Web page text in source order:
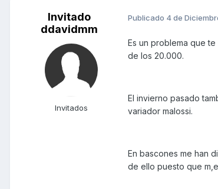
Invitado
ddavidmm
Invitados
Publicado 4 de
Es un problema que
de los 20.000.
El invierno pasado
variador malossi.
En bascones me han
de ello puesto que